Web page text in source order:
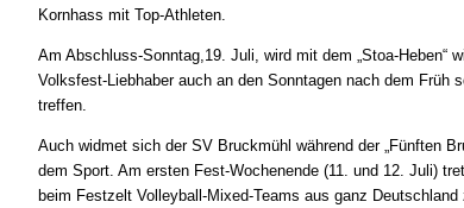
Kornhass mit Top-Athleten.
Am Abschluss-Sonntag,19. Juli, wird mit dem „Stoa-Heben“
Volksfest-Liebhaber auch an den Sonntagen nach dem
treffen.
Auch widmet sich der SV Bruckmühl während der „Fünften
dem Sport. Am ersten Fest-Wochenende (11. und 12. Juli)
beim Festzelt Volleyball-Mixed-Teams aus ganz